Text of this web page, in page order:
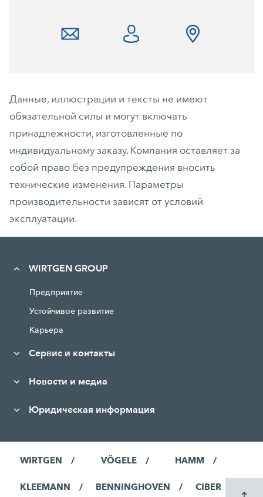
Данные, иллюстрации и тексты не имеют
обязательной силы и могут включать
принадлежности, изготовленные по
индивидуальному заказу. Компания оставляет за
собой право без предупреждения вносить
технические изменения. Параметры
производительности зависят от условий
эксплуатации.
WIRTGEN GROUP
Предприятие
Устойчивое развитие
Карьера
Сервис и контакты
Новости и медиа
Юридическая информация
WIRTGEN VÖGELE HAMM
KLEEMANN BENNINGHOVEN CIBER